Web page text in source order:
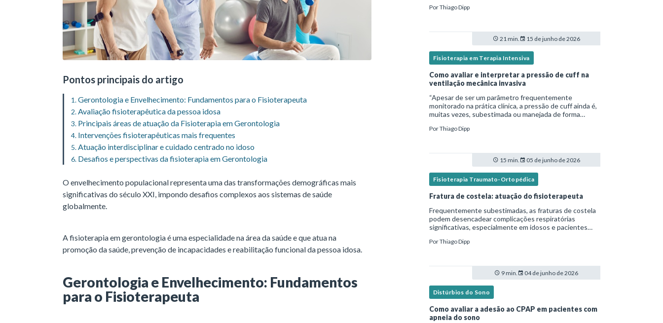
Pontos principais do artigo
Gerontologia e Envelhecimento: Fundamentos para o Fisioterapeuta
Avaliação fisioterapêutica da pessoa idosa
Principais áreas de atuação da Fisioterapia em Gerontologia
Intervenções fisioterapêuticas mais frequentes
Atuação interdisciplinar e cuidado centrado no idoso
Desafios e perspectivas da fisioterapia em Gerontologia
O envelhecimento populacional representa uma das transformações demográficas mais
significativas do século XXI, impondo desafios complexos aos sistemas de saúde
globalmente.
A fisioterapia em gerontologia é uma especialidade na área da saúde e que atua na
promoção da saúde, prevenção de incapacidades e reabilitação funcional da pessoa idosa.
Gerontologia e Envelhecimento: Fundamentos
para o Fisioterapeuta
diretamente na avaliação e no tratamento des
PorThiago Dipp
21 min. 15 de junho de 2026
Fisioterapia em Terapia Intensiva
Como avaliar e interpretar a pressão de cuff na
ventilação mecânica invasiva
“Apesar de ser um parâmetro frequentemente
monitorado na prática clínica, a pressão de cuff ainda é,
muitas vezes, subestimada ou manejada de forma
microaspiração quanto em lesões traqueais
PorThiago Dipp
15 min. 05 de junho de 2026
Fisioterapia Traumato-Ortopédica
Fratura de costela: atuação do fisioterapeuta
Frequentemente subestimadas, as fraturas de costela
podem desencadear complicações respiratórias
significativas, especialmente em idosos e pacientes
em blogs e materiais científicos.Nesse cená
PorThiago Dipp
9 min. 04 de junho de 2026
Distúrbios do Sono
Como avaliar a adesão ao CPAP em pacientes com
apneia do sono